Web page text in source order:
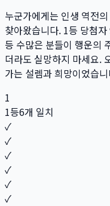
누군가에게는 인생 역전
찾아왔습니다. 1등 당첨자
등 수많은 분들이 행운의
더라도 실망하지 마세요.
가는 설렘과 희망이었습
1
1등6개 일치
✓
✓
✓
✓
✓
✓